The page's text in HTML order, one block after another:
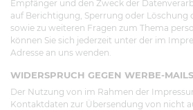
Empfänger und den Zweck der
auf Berichtigung, Sperrung oder Löschung
sowie zu weiteren Fragen zum Thema
können Sie sich jederzeit unter der im
Adresse an uns wenden.
WIDERSPRUCH GEGEN WERBE-MAILS
Der Nutzung von im Rahmen der
Kontaktdaten zur Übersendung von nicht